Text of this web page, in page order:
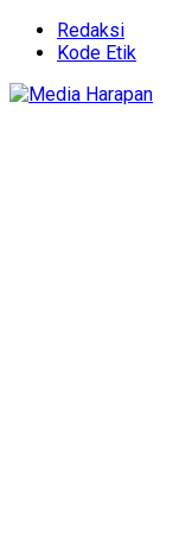
Redaksi
Kode Etik